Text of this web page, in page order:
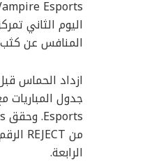
المنافس عن كثب
ازداد الحماس
الرابعة.